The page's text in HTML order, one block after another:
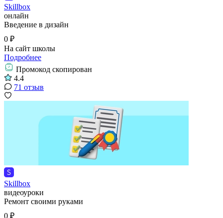
Skillbox
онлайн
Введение в дизайн
0 ₽
На сайт школы
Подробнее
Промокод скопирован
4.4
71 отзыв
Skillbox
видеоуроки
Ремонт своими руками
0 ₽